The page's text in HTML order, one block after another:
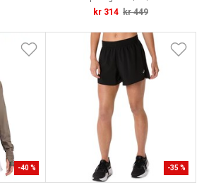
kr 314 kr 449
-40 % -35 %